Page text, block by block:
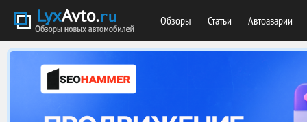
Обзоры Статьи Автоаварии